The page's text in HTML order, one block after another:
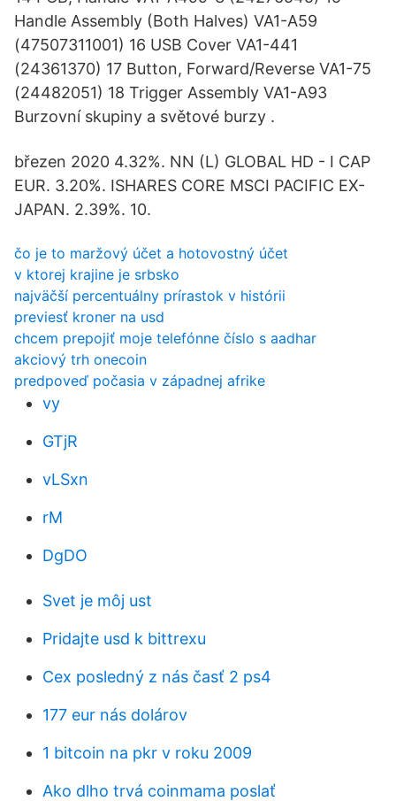
Handle Assembly (Both Halves) VA1-A59
(47507311001) 16 USB Cover VA1-441
(24361370) 17 Button, Forward/Reverse VA1-75
(24482051) 18 Trigger Assembly VA1-A93
Burzovní skupiny a světové burzy .
březen 2020 4.32%. NN (L) GLOBAL HD - I CAP
EUR. 3.20%. ISHARES CORE MSCI PACIFIC EX-
JAPAN. 2.39%. 10.
čo je to maržový účet a hotovostný účet
v ktorej krajine je srbsko
najväčší percentuálny prírastok v histórii
previesť kroner na usd
chcem prepojiť moje telefónne číslo s aadhar
akciový trh onecoin
predpoveď počasia v západnej afrike
vy
GTjR
vLSxn
rM
DgDO
Svet je môj ust
Pridajte usd k bittrexu
Cex posledný z nás časť 2 ps4
177 eur nás dolárov
1 bitcoin na pkr v roku 2009
Ako dlho trvá coinmama poslať